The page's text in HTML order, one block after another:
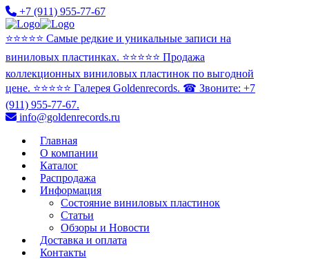
+7 (911) 955-77-67
⭐️⭐️⭐️⭐️⭐️ Самые редкие и уникальные записи на
виниловых пластинках. ⭐️⭐️⭐️⭐️⭐️ Продажа
коллекционных виниловых пластинок по выгодной
цене. ⭐️⭐️⭐️⭐️⭐️ Галерея Goldenrecords. ☎ Звоните: +7
(911) 955-77-67.
info@goldenrecords.ru
Главная
О компании
Каталог
Распродажа
Информация
Состояние виниловых пластинок
Статьи
Обзоры и Новости
Доставка и оплата
Контакты